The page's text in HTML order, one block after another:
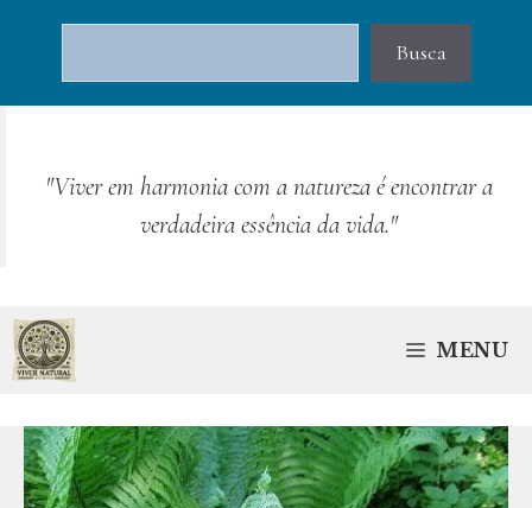
conteúdo
Busca
"Viver em harmonia com a natureza é encontrar a
verdadeira essência da vida."
MENU